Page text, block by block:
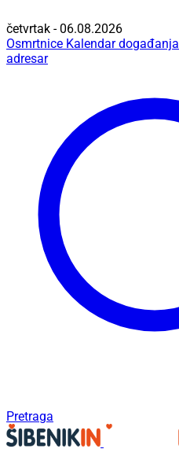
četvrtak - 06.08.2026
Osmrtnice Kalendar događanja
adresar
Pretraga